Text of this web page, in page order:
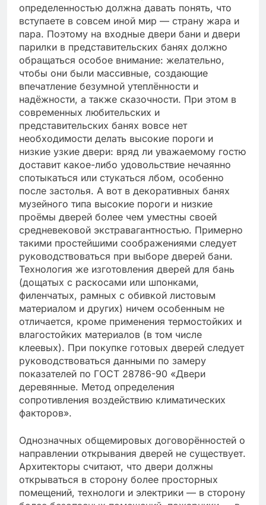
определенностью должна давать понять, что
вступаете в совсем иной мир — страну жара и
пара. Поэтому на входные двери бани и двери
парилки в представительских банях должно
обращаться особое внимание: желательно,
чтобы они были массивные, создающие
впечатление безумной утеплённости и
надёжности, а также сказочности. При этом в
современных любительских и
представительских банях вовсе нет
необходимости делать высокие пороги и
низкие узкие двери: вряд ли уважаемому гостю
доставит какое-либо удовольствие нечаянно
спотыкаться или стукаться лбом, особенно
после застолья. А вот в декоративных банях
музейного типа высокие пороги и низкие
проёмы дверей более чем уместны своей
средневековой экстравагантностью. Примерно
такими простейшими соображениями следует
руководствоваться при выборе дверей бани.
Технология же изготовления дверей для бань
(дощатых с раскосами или шпонками,
филенчатых, рамных с обивкой листовым
материалом и других) ничем особенным не
отличается, кроме применения термостойких и
влагостойких материалов (в том числе
клеевых). При покупке готовых дверей следует
руководствоваться данными по замеру
показателей по ГОСТ 28786-90 «Двери
деревянные. Метод определения
сопротивления воздействию климатических
факторов».
Однозначных общемировых договорённостей о
направлении открывания дверей не существует.
Архитекторы считают, что двери должны
открываться в сторону более просторных
помещений, технологи и электрики — в сторону